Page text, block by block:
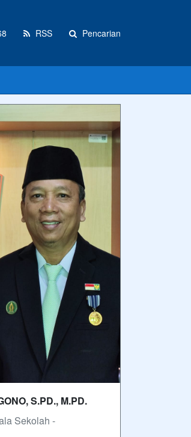
RSS Pencarian
S.PD., M.PD.
Sekolah -